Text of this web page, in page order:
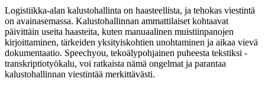
Logistiikka-alan kalustohallinta on haasteellista, ja tehokas viestintä
on avainasemassa. Kalustohallinnan ammattilaiset kohtaavat
päivittäin useita haasteita, kuten manuaalinen muistiinpanojen
kirjoittaminen, tärkeiden yksityiskohtien unohtaminen ja aikaa vievä
dokumentaatio. Speechyou, tekoälypohjainen puheesta tekstiksi -
transkriptiotyökalu, voi ratkaista nämä ongelmat ja parantaa
kalustohallinnan viestintää merkittävästi.